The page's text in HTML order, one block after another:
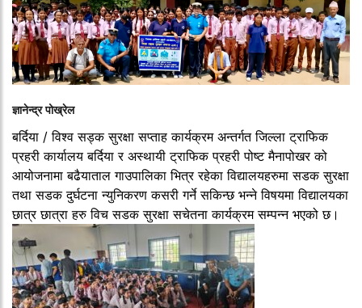
ज्ञानेन्द्र पोख्रेल
बर्दिया / विश्व सड्क सुरक्षा सप्ताह कार्यक्रम अन्तर्गत जिल्ला ट्राफिक
प्रहरी कार्यालय बर्दिया र अस्थायी ट्राफिक प्रहरी पोष्ट मैनापोखर को
आयोजनामा बढैयाताल गाउपालिका भित्र रहेका विद्यालयहरुमा सडक सुरक्षा
तथा सडक दुर्घटना न्युनिकरण कसरी गर्ने सकिन्छ भन्ने विषयमा विद्यालयका
छात्र छात्रा हरु विच सडक सुरक्षा सचेतना कार्यक्रम सम्पन्न भएको छ।